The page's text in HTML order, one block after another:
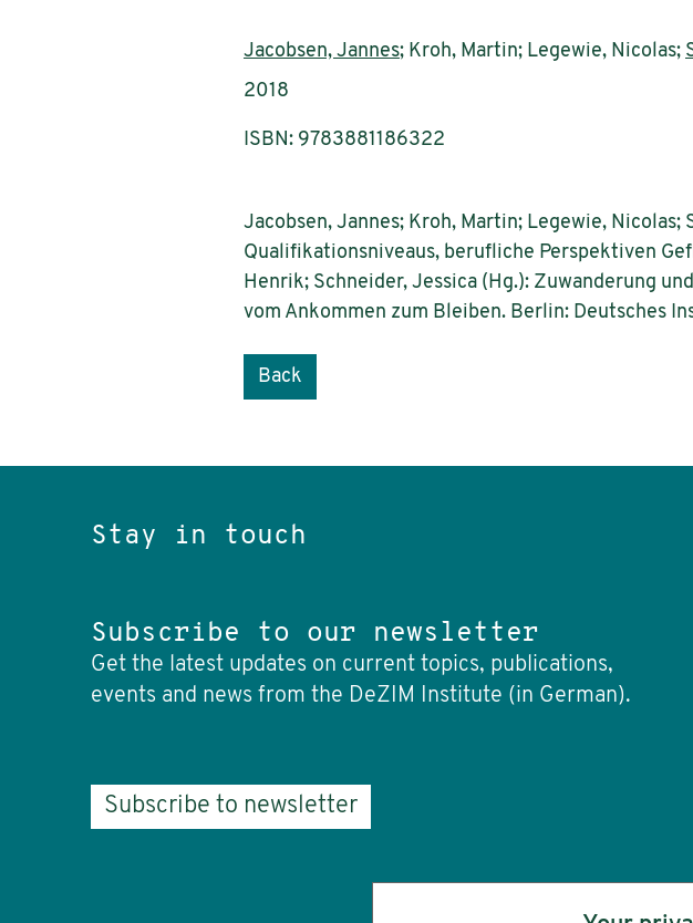
Authors:
Jacobsen, Jannes; Kroh, Martin; Legewie, Nicolas;
Publication year:
2018
ISBN: 9783881186322
Jacobsen, Jannes; Kroh, Martin; Legewie,
Qualifikationsniveaus, berufliche Perspektiven
Henrik; Schneider, Jessica (Hg.): Zuwanderung
vom Ankommen zum Bleiben. Berlin: Deutsches
Back
Stay in touch
Subscribe to our newsletter
Get the latest updates on current topics, publications,
events and news from the DeZIM Institute (in German).
Subscribe to newsletter